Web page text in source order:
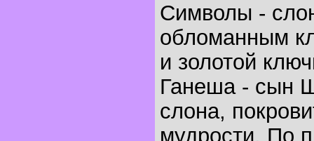
Символы -
обломанным
и золотой
Ганеша - сын
слона,
мудрости. По